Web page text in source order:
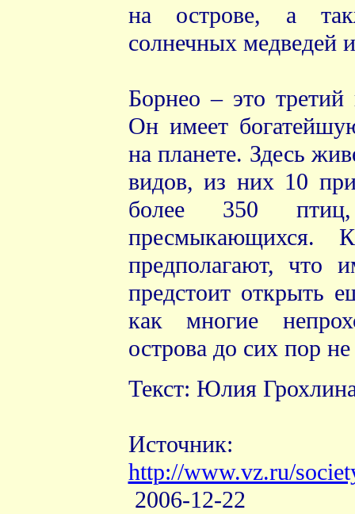
на острове, а
солнечных медведей
Борнео – это
Он имеет
на планете. Здесь
видов, из них 10
более 350
пресмыкающихся.
предполагают, что
предстоит открыть
как многие
острова до сих пор
Текст: Юлия
Источник:
http://www.vz.ru/
2006-12-22